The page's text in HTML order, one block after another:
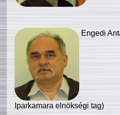
Engedi
Iparkamara elnökségi tag)